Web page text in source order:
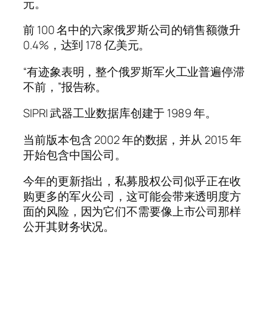
元。
前 100 名中的六家俄罗斯公司的销售额微升
0.4%，达到 178 亿美元。
“有迹象表明，整个俄罗斯军火工业普遍停滞
不前，”报告称。
SIPRI 武器工业数据库创建于 1989 年。
当前版本包含 2002 年的数据，并从 2015 年
开始包含中国公司。
今年的更新指出，私募股权公司似乎正在收
购更多的军火公司，这可能会带来透明度方
面的风险，因为它们不需要像上市公司那样
公开其财务状况。